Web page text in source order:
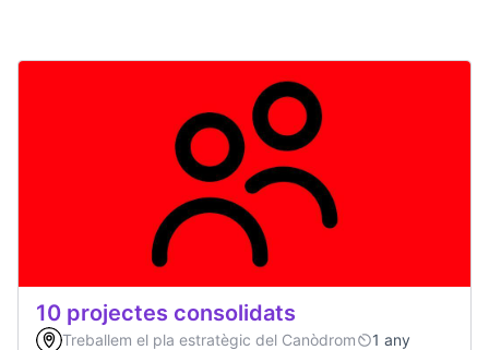
10 projectes consolidats
Treballem el pla estratègic del Canòdrom
1 any